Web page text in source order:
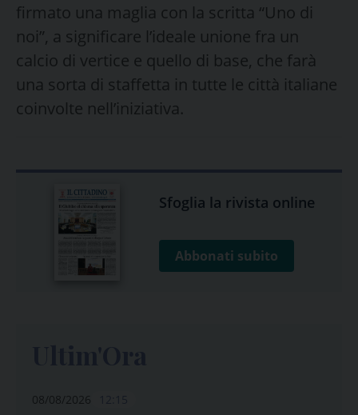
firmato una maglia con la scritta “Uno di
noi”, a significare l’ideale unione fra un
calcio di vertice e quello di base, che farà
una sorta di staffetta in tutte le città italiane
coinvolte nell’iniziativa.
Sfoglia la rivista online
Abbonati subito
08/08/2026